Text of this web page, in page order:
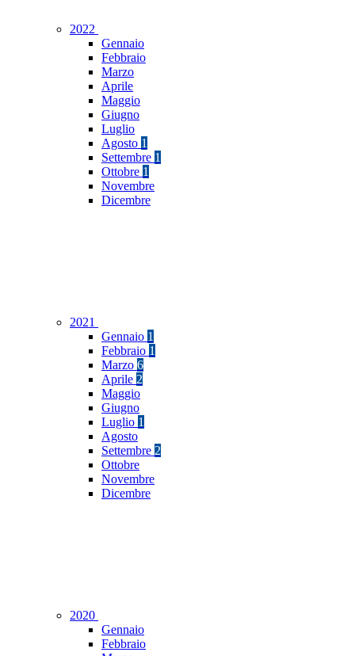
2022
Gennaio
Febbraio
Marzo
Aprile
Maggio
Giugno
Luglio
Agosto 1
Settembre 1
Ottobre 1
Novembre
Dicembre
2021
Gennaio 1
Febbraio 1
Marzo 6
Aprile 2
Maggio
Giugno
Luglio 1
Agosto
Settembre 2
Ottobre
Novembre
Dicembre
2020
Gennaio
Febbraio